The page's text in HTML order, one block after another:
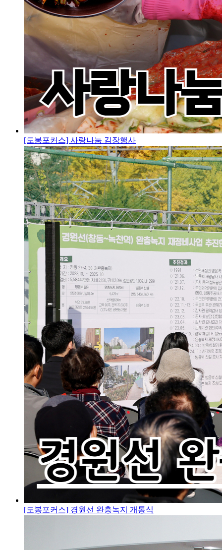
[도봉포커스] 사랑나눔 김장행사
[도봉포커스] 경원선 완충녹지 개통식